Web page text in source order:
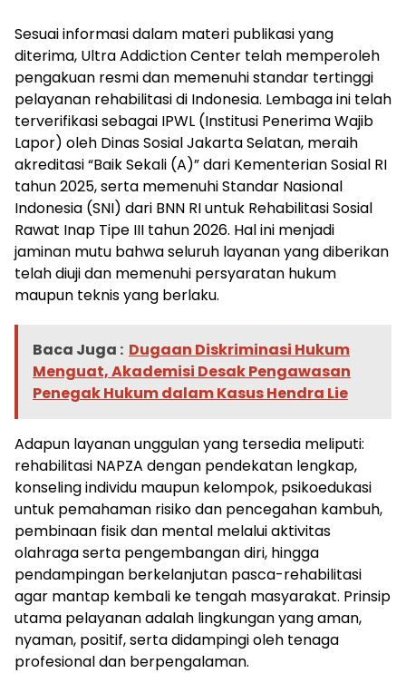
Sesuai informasi dalam materi publikasi yang
diterima, Ultra Addiction Center telah memperoleh
pengakuan resmi dan memenuhi standar tertinggi
pelayanan rehabilitasi di Indonesia. Lembaga ini telah
terverifikasi sebagai IPWL (Institusi Penerima Wajib
Lapor) oleh Dinas Sosial Jakarta Selatan, meraih
akreditasi “Baik Sekali (A)” dari Kementerian Sosial RI
tahun 2025, serta memenuhi Standar Nasional
Indonesia (SNI) dari BNN RI untuk Rehabilitasi Sosial
Rawat Inap Tipe III tahun 2026. Hal ini menjadi
jaminan mutu bahwa seluruh layanan yang diberikan
telah diuji dan memenuhi persyaratan hukum
maupun teknis yang berlaku.
Baca Juga : Dugaan Diskriminasi Hukum
Menguat, Akademisi Desak Pengawasan
Penegak Hukum dalam Kasus Hendra Lie
Adapun layanan unggulan yang tersedia meliputi:
rehabilitasi NAPZA dengan pendekatan lengkap,
konseling individu maupun kelompok, psikoedukasi
untuk pemahaman risiko dan pencegahan kambuh,
pembinaan fisik dan mental melalui aktivitas
olahraga serta pengembangan diri, hingga
pendampingan berkelanjutan pasca-rehabilitasi
agar mantap kembali ke tengah masyarakat. Prinsip
utama pelayanan adalah lingkungan yang aman,
nyaman, positif, serta didampingi oleh tenaga
profesional dan berpengalaman.